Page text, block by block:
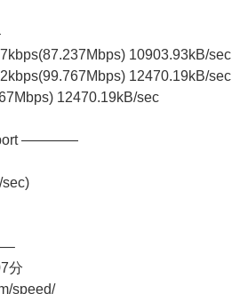
10903.93kB/sec
12470.19kB/sec
12470.19kB/sec
————
分
speed/